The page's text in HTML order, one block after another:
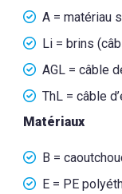
A = matériau
Li = brins
AGL = câble
ThL = câble
Matériaux
B =
E = PE